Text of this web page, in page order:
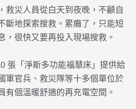
救災人員從白天到夜晚，不顧自
斷地探索搜救。累癱了，只能短
，很快又要再投入現場搜救。
張「淨斯多功能福慧床」提供給
軍官兵、救災隊等十多個單位於
有個溫暖舒適的再充電空間。